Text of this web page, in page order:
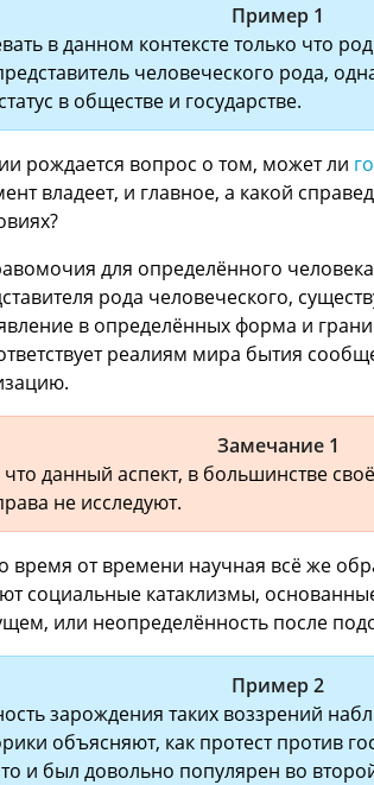
Пример 1
в данном контексте только что
человеческого рода,
в обществе и государстве.
рождается вопрос о том, может ли
владеет, и главное, а какой
для определённого
рода человеческого,
в определённых форма и
реалиям мира бытия
Замечание 1
что данный аспект, в большинстве
не исследуют.
время от времени научная всё же
социальные катаклизмы,
или неопределённость после
Пример 2
зарождения таких воззрений
объясняют, как протест против
и был довольно популярен во